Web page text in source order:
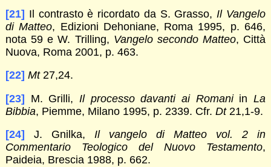
[21] Il contrasto è ricordato da S. Grasso, Il Vangelo
di Matteo, Edizioni Dehoniane, Roma 1995, p. 646,
nota 59 e W. Trilling, Vangelo secondo Matteo, Città
Nuova, Roma 2001, p. 463.
[22] Mt27,24.
[23] M. Grilli, Il processo davanti ai RomaniinLa
Bibbia, Piemme, Milano 1995, p. 2339. Cfr. Dt21,1-9.
[24]
J. Gnilka, Il vangelo di Matteo vol. 2 in
Commentario Teologico del Nuovo Testamento,
Paideia, Brescia 1988, p. 662.